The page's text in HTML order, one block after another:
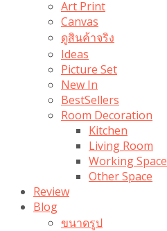
Art Print
Canvas
ดูสินค้าจริง
Ideas
Picture Set
New In
BestSellers
Room Decoration
Kitchen
Living Room
Working Space
Other Space
Review
Blog
ขนาดรูป